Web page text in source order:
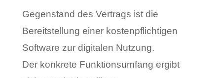
Gegenstand des Vertrags ist die
Bereitstellung einer kostenpflichtigen
Software zur digitalen Nutzung.
Der konkrete Funktionsumfang ergibt